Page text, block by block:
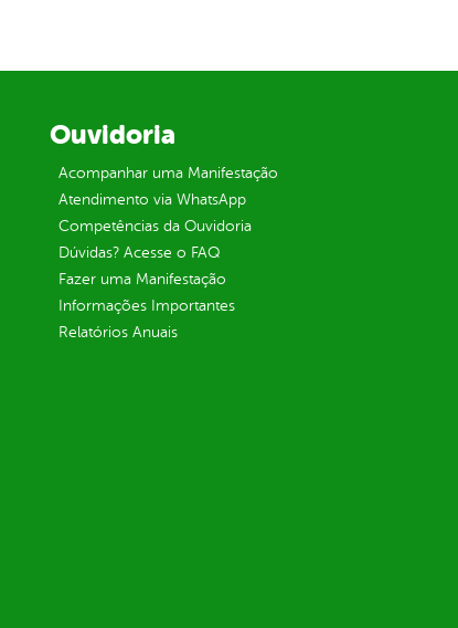
Ouvidoria
Acompanhar uma Manifestação
Atendimento via WhatsApp
Competências da Ouvidoria
Dúvidas? Acesse o FAQ
Fazer uma Manifestação
Informações Importantes
Relatórios Anuais